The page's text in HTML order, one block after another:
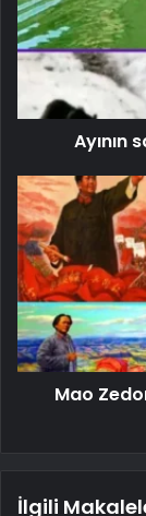
Ayının
Mao
İlgili